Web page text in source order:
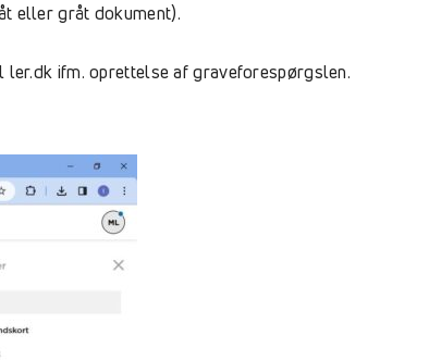
eller gråt dokument).
ifm. oprettelse af graveforespørgslen.